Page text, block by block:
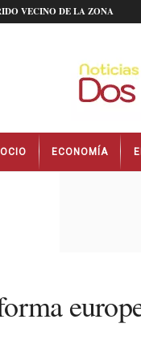
VECINO DE LA ZONA
OCIO ECONOMÍA